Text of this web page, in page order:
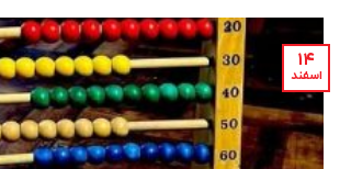
۱۴
اسفند